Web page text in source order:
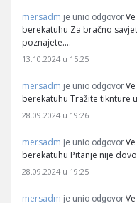
mersadm je unio odgovor
berekatuhu Za bračno
poznajete.…
13.10.2024 u 15:25
mersadm je unio odgovor
berekatuhu Tražite tiknture
28.09.2024 u 19:26
mersadm je unio odgovor
berekatuhu Pitanje nije
28.09.2024 u 19:25
mersadm je unio odgovor